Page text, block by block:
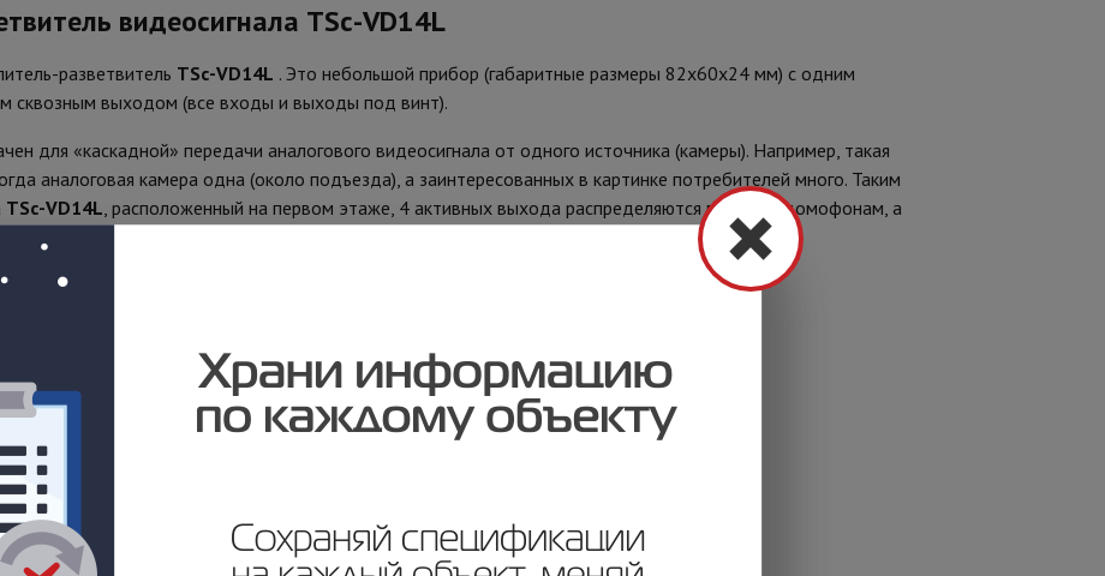
видеосигнала TSс-VD14L
разветвитель TSс-VD14L . Это небольшой прибор (габаритные размеры 82х60х24 мм) с одним
сквозным выходом (все входы и выходы под винт).
для «каскадной» передачи аналогового видеосигнала от одного источника (камеры). Например, такая
аналоговая камера одна (около подъезда), а заинтересованных в картинке потребителей много. Таким
TSс-VD14L , расположенный на первом этаже, 4 активных выхода распределяются по видеодомофонам, а